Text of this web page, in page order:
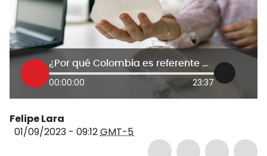
¿Por qué Colombia es referente mundial en cirugías plásticas en el mundo?
00:00:00 23:37
Felipe Lara
01/09/2023 - 09:12GMT-5